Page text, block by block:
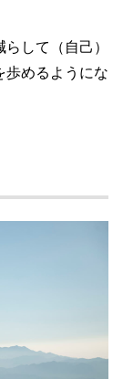
して（自己）
歩めるようにな